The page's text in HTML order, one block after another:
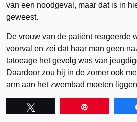
van een noodgeval, maar dat is in
geweest.
De vrouw van de patiënt reageerde
voorval en zei dat haar man geen
tatoeage het gevolg was van
Daardoor zou hij in de zomer ook
arm aan het zwembad moeten